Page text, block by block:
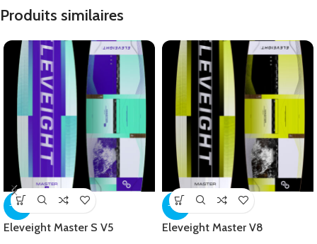
Produits similaires
-25%
Eleveight Master S V5
-25%
Eleveight Master V8